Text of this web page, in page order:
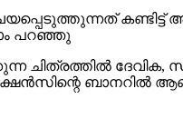
പറഞ്ഞു
ചിത്രത്തിൽ